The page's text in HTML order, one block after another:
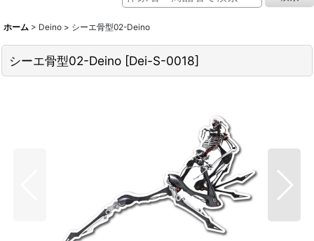
ホーム > Deino > シーエ骨型02-Deino
シーエ骨型02-Deino [Dei-S-0018]